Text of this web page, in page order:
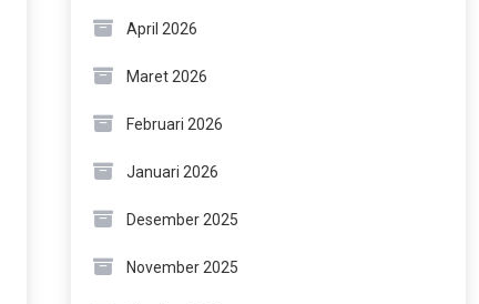
April 2026
Maret 2026
Februari 2026
Januari 2026
Desember 2025
November 2025